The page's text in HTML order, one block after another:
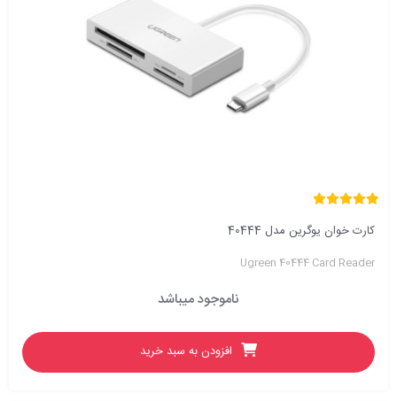
کارت خوان یوگرین مدل 40444
Ugreen 40444 Card Reader
ناموجود میباشد
افزودن به سبد خرید